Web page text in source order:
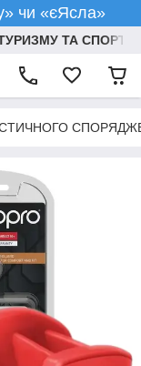
чи «єЯсла»
ТА СПОРТУ